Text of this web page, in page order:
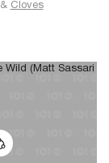
& Cloves